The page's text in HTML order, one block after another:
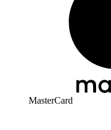
MasterCard